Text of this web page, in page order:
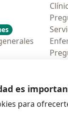
es
para